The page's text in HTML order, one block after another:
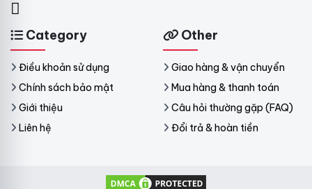
Category
Điều khoản sử dụng
Chính sách bảo mật
Giới thiệu
Liên hệ
Other
Giao hàng & vận chuyển
Mua hàng & thanh toán
Câu hỏi thường gặp (FAQ)
Đổi trả & hoàn tiền